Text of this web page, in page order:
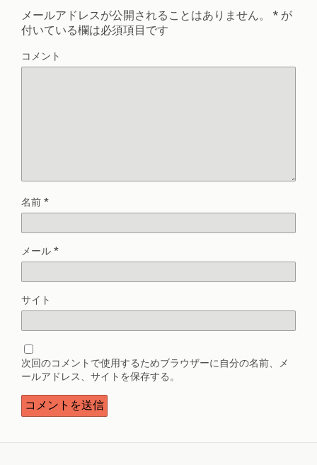
メールアドレスが公開されることはありません。 * が
付いている欄は必須項目です
コメント
名前 *
メール *
サイト
次回のコメントで使用するためブラウザーに自分の名前、メ
ールアドレス、サイトを保存する。